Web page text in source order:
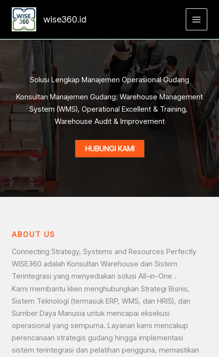
Skip
content
wise360.id
Solusi Lengkap Manajemen Operasional Gudang
Konsultan Manajemen Gudang: Warehouse Management
System (WMS), Operational Excellent & Training,
Warehouse Audit & Improvement
HUBUNGI KAMI
ABOUT US
Connecting Strategy, Systems and Resources Perfectly
WISE360 adalah Konsultan Warehouse dan Sistem
Terintegrasi yang menyediakan solusi All-in-One .
Kami membantu klien menghubungkan Strategi Bisnis,
Sistem Teknologi (termasuk ERP, WMS, dan HRIS), dan
Sumber Daya Manusia untuk mencapai eksekusi
operasional yang sempurna. Layanan kami mencakup
perencanaan strategis gudang hingga implementasi
sistem terintegrasi dan pelatihan pengguna, memastikan